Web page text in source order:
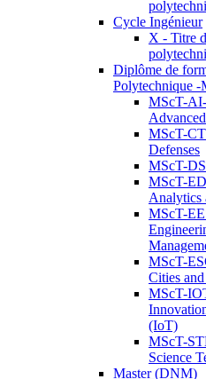
Cycle Ingénieur
X - Titre
Diplôme de
Polytechnique
MScT-
MScT-
Defenses
MScT-
MScT-
Analytics
MScT-
MScT-
Cities
MScT-
(IoT)
MScT-
Science
Master (DNM)